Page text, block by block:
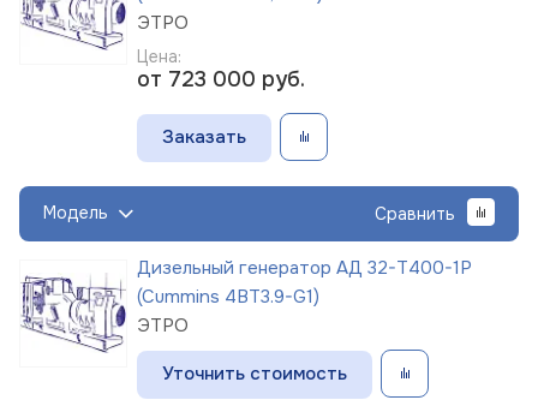
ЭТРО
Цена:
от 723 000 руб.
Заказать
Модель Сравнить
Дизельный генератор АД 32-Т400-1Р
(Cummins 4BT3.9-G1)
ЭТРО
Уточнить стоимость